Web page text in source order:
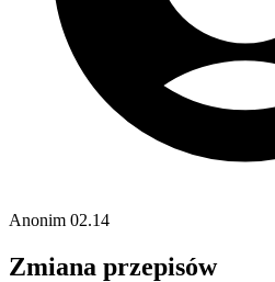
Anonim 02.14
Zmiana przepisów